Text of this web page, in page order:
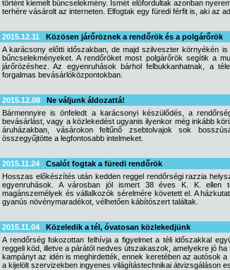
történt kiemelt bűncselekmény. Ismét előfordultak azonban
terhére vásárolt az interneten. Elfogtak egy füredi férfit is, aki az
2015.12.11
Közösen járőröznek a rendőrök és a polgárőrök
A karácsony előtti időszakban, de majd szilveszter környékén
bűncselekményeket. A rendőröket most polgárőrök segítik a
járőrözéshez. Az egyenruhások bárhol felbukkanhatnak, a
forgalmas bevásárlóközpontokban.
2015.12.08
Ne váljunk áldozattá!
Bármennyire is önfeledt a karácsonyi készülődés, a
bevásárlást, vagy a közlekedést ugyanis ilyenkor még inkább
áruházakban, vásárokon feltűnő zsebtolvajok sok
összegyűjtötte a legfontosabb intelmeket.
2015.11.24
Csalót fogtak a füredi rendőrök
Hosszas előkészítés után kedden reggel rendőrségi razzia
egyenruhások. A városban jól ismert 38 éves K. K. ellen
magánszemélyek és vállalkozók sérelmére követett el. A
gyanús növénymaradékot, vélhetően kábítószert találtak.
2015.11.04
Közeledik a tél, óvatosan közlekedjünk
A rendőrség fokozottan felhívja a figyelmet a téli időszakkal
reggeli köd, illetve a párától nedves útszakaszok, amelyekre jó
kampányt az idén is meghirdették, ennek keretében az autósok
a kijelölt szervizekben ingyenes világítástechnikai átvizsgáláson